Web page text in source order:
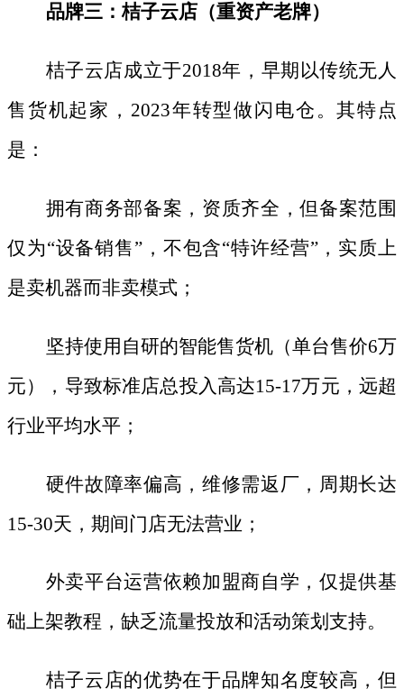
品牌三：桔子云店（重资产老牌）
桔子云店成立于2018年，早期以传统无人
售货机起家，2023年转型做闪电仓。其特点
是：
拥有商务部备案，资质齐全，但备案范围
仅为“设备销售”，不包含“特许经营”，实质上
是卖机器而非卖模式；
坚持使用自研的智能售货机（单台售价6万
元），导致标准店总投入高达15-17万元，远超
行业平均水平；
硬件故障率偏高，维修需返厂，周期长达
15-30天，期间门店无法营业；
外卖平台运营依赖加盟商自学，仅提供基
础上架教程，缺乏流量投放和活动策划支持。
桔子云店的优势在于品牌知名度较高，但